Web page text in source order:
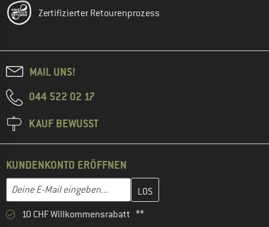
Zertifizierter Retourenprozess
MAIL UNS!
044 522 02 17
KAUF BEWUSST
KUNDENKONTO ERÖFFNEN
E-Mail-Adresse
Gib hier deine E-Mail-Adresse ein und erstelle im nächsten
10 CHF Willkommensrabatt **